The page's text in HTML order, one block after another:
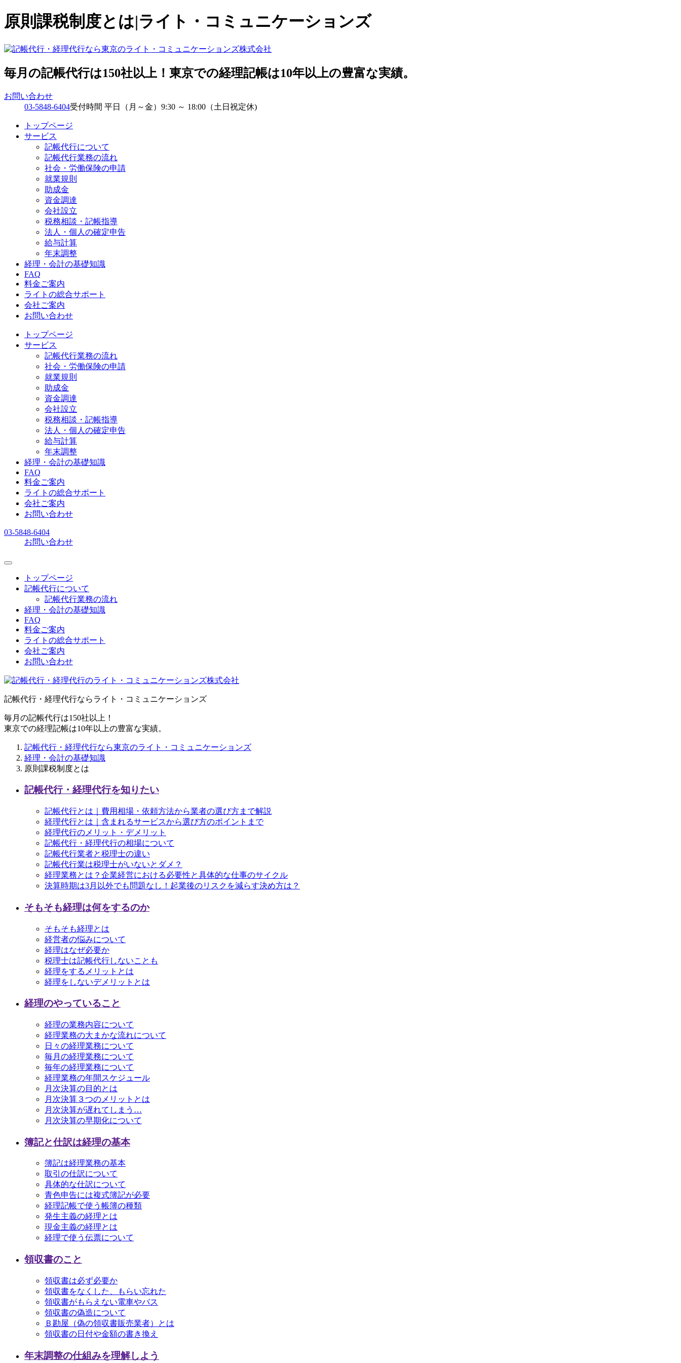
原則課税制度とは|ライト・コミュニケーションズ
毎月の記帳代行は150社以上！東京での経理記帳は10年以上の豊富な実績。
お問い合わせ
03-5848-6404受付時間 平日（月～金）9:30 ～ 18:00（土日祝定休)
トップページ
サービス
記帳代行について
記帳代行業務の流れ
社会・労働保険の申請
就業規則
助成金
資金調達
会社設立
税務相談・記帳指導
法人・個人の確定申告
給与計算
年末調整
経理・会計の基礎知識
FAQ
料金ご案内
ライトの総合サポート
会社ご案内
お問い合わせ
トップページ
サービス
記帳代行業務の流れ
社会・労働保険の申請
就業規則
助成金
資金調達
会社設立
税務相談・記帳指導
法人・個人の確定申告
給与計算
年末調整
経理・会計の基礎知識
FAQ
料金ご案内
ライトの総合サポート
会社ご案内
お問い合わせ
03-5848-6404
お問い合わせ
トップページ
記帳代行について
記帳代行業務の流れ
経理・会計の基礎知識
FAQ
料金ご案内
ライトの総合サポート
会社ご案内
お問い合わせ
記帳代行・経理代行ならライト・コミュニケーションズ
毎月の記帳代行は150社以上！
東京での経理記帳は10年以上の豊富な実績。
記帳代行・経理代行なら東京のライト・コミュニケーションズ
経理・会計の基礎知識
原則課税制度とは
記帳代行・経理代行を知りたい
記帳代行とは｜費用相場・依頼方法から業者の選び方まで解説
経理代行とは｜含まれるサービスから選び方のポイントまで
経理代行のメリット・デメリット
記帳代行・経理代行の相場について
記帳代行業者と税理士の違い
記帳代行業は税理士がいないとダメ？
経理業務とは？企業経営における必要性と具体的な仕事のサイクル
決算時期は3月以外でも問題なし！起業後のリスクを減らす決め方は？
そもそも経理は何をするのか
そもそも経理とは
経営者の悩みについて
経理はなぜ必要か
税理士は記帳代行しないことも
経理をするメリットとは
経理をしないデメリットとは
経理のやっていること
経理の業務内容について
経理業務の大まかな流れについて
日々の経理業務について
毎月の経理業務について
毎年の経理業務について
経理業務の年間スケジュール
月次決算の目的とは
月次決算３つのメリットとは
月次決算が遅れてしまう…
月次決算の早期化について
簿記と仕訳は経理の基本
簿記は経理業務の基本
取引の仕訳について
具体的な仕訳について
青色申告には複式簿記が必要
経理記帳で使う帳簿の種類
発生主義の経理とは
現金主義の経理とは
経理で使う伝票について
領収書のこと
領収書は必ず必要か
領収書をなくした、もらい忘れた
領収書がもらえない電車やバス
領収書の偽造について
Ｂ勘屋（偽の領収書販売業者）とは
領収書の日付や金額の書き換え
年末調整の仕組みを理解しよう